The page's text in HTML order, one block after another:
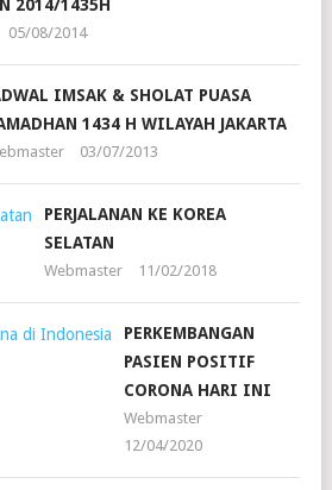
2014/1435H
05/08/2014
IMSAK & SHOLAT PUASA
1434 H WILAYAH JAKARTA
03/07/2013
PERJALANAN KE KOREA
SELATAN
Webmaster 11/02/2018
PERKEMBANGAN
PASIEN POSITIF
CORONA HARI INI
Webmaster
12/04/2020